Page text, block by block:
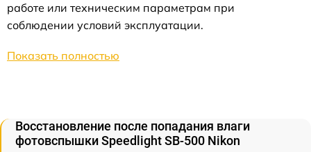
работе или техническим параметрам при
соблюдении условий эксплуатации.
Показать полностью
Восстановление после попадания влаги
фотовспышки Speedlight SB-500 Nikon